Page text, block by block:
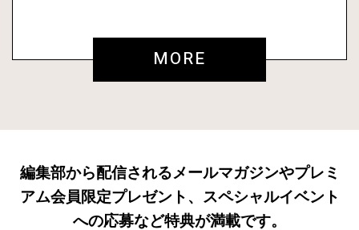
MORE
編集部から配信されるメールマガジンやプレミ
アム会員限定プレゼント、スペシャルイベント
への応募など特典が満載です。